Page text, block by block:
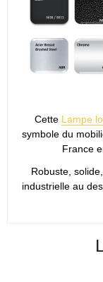
Cette Lampe
symbole du
France
Robuste,
industrielle au